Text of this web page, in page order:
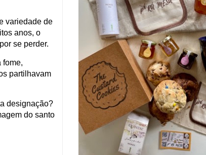
variedade de
anos, o
se perder.
fome,
partilhavam
designação?
do santo